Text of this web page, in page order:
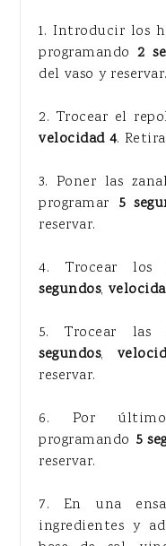
1. Introducir los
programando2
del vaso y reservar.
2. Trocear el
velocidad 4.
3. Poner las
programar 5
reservar.
4. Trocear los
segundos,
5. Trocear las
segundos,
reservar.
6. Por
programando 5
reservar.
7. En una
ingredientes y